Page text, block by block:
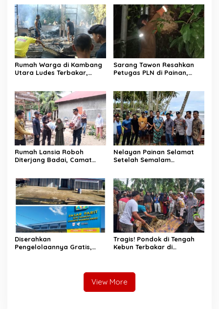
Rumah Warga di Kambang
Utara Ludes Terbakar,
Sarang Tawon Resahkan
Petugas PLN di Painan,
Rumah Lansia Roboh
Diterjang Badai, Camat
Nelayan Painan Selamat
Setelah Semalam
Selatan
Diserahkan
Pengelolaannya Gratis,
Tragis! Pondok di Tengah
Kebun Terbakar di
View More